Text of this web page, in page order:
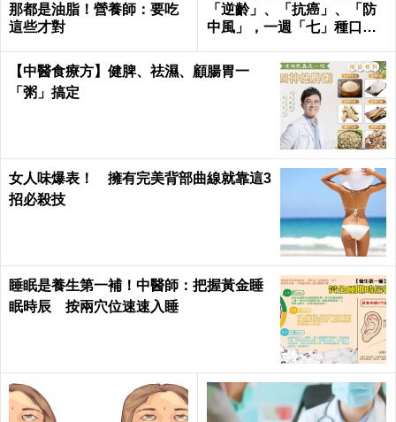
那都是油脂！營養師：要吃
這些才對
「逆齡」、「抗癌」、「防
中風」，一週「七」種口
【中醫食療方】健脾、祛濕、顧腸胃一
「粥」搞定
女人味爆表！ 擁有完美背部曲線就靠這3
招必殺技
睡眠是養生第一補！中醫師：把握黃金睡
眠時辰 按兩穴位速速入睡